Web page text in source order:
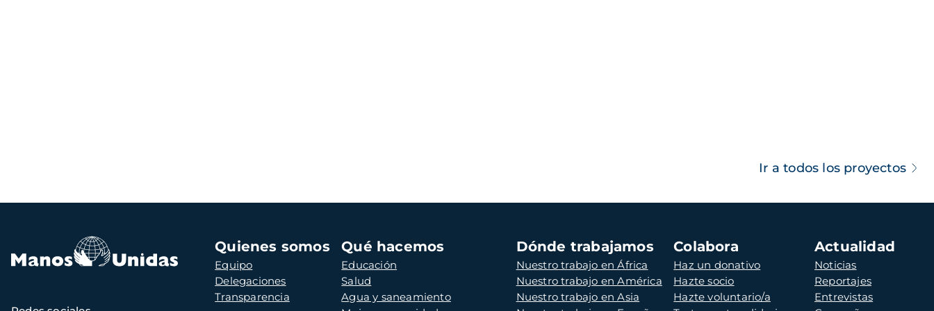
Ir a todos los proyectos
Navegación
principal
Quienes somos
Equipo
Delegaciones
Transparencia
Qué hacemos
Educación
Salud
Agua y saneamiento
Dónde trabajamos
Nuestro trabajo en África
Nuestro trabajo en América
Nuestro trabajo en Asia
Colabora
Haz un donativo
Hazte socio
Hazte voluntario/a
Actualidad
Noticias
Reportajes
Entrevistas